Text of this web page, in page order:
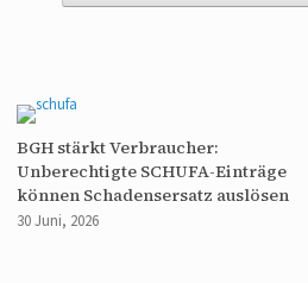
BGH stärkt Verbraucher:
Unberechtigte SCHUFA-Einträge
können Schadensersatz auslösen
30 Juni, 2026